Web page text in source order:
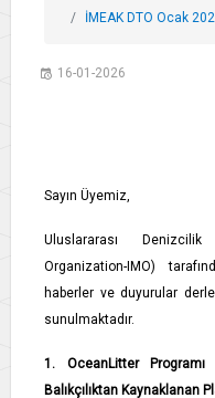
İMEAK DTO Ocak
16-01-2026
Sayın Üyemiz,
Uluslararası
Organization-IMO)
haberler ve duyurular
sunulmaktadır.
1. OceanLitter Programı
Balıkçılıktan Kaynaklanan